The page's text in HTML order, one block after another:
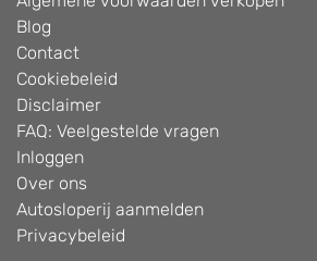
Blog
Contact
Cookiebeleid
Disclaimer
FAQ: Veelgestelde vragen
Inloggen
Over ons
Autosloperij aanmelden
Privacybeleid